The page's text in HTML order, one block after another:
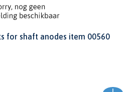
for shaft anodes item 00560